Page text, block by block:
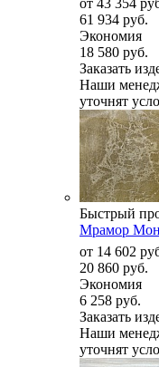
от 43 354
61 934 руб.
Экономия
18 580 руб.
Заказать
Наши
уточнят
Быстрый
Мрамор
от 14 602
20 860 руб.
Экономия
6 258 руб.
Заказать
Наши
уточнят